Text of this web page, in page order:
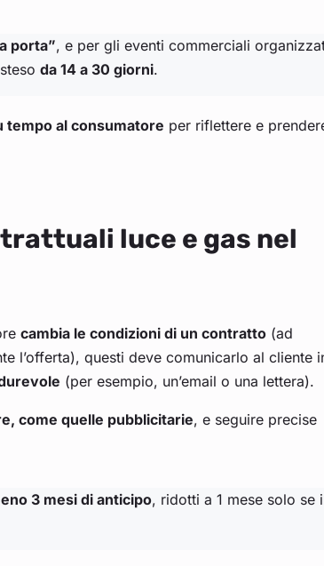
porta”, e per gli eventi commerciali
da 14 a 30 giorni.
tempo al consumatore per riflettere e
luce e gas nel
cambia le condizioni di un contratto(ad
l’offerta), questi deve comunicarlo al cliente
(per esempio, un’email o una lettera).
come quelle pubblicitarie, e seguire precise
3 mesi di anticipo, ridotti a 1 mese solo se